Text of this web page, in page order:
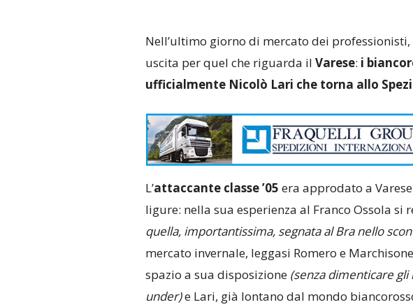
Nell’ultimo giorno di mercato dei
uscita per quel che riguarda il Varese: i
ufficialmente Nicolò Lari che torna allo
L’attaccante classe ’05 era approdato a
ligure: nella sua esperienza al Franco Ossola si
quella, importantissima, segnata al Bra nello
mercato invernale, leggasi Romero e
spazio a sua disposizione (senza dimenticare
under)e Lari, già lontano dal mondo